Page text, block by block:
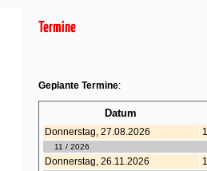
Termine
Geplante Termine:
Datum
Donnerstag, 27.08.2026
11 / 2026
Donnerstag, 26.11.2026